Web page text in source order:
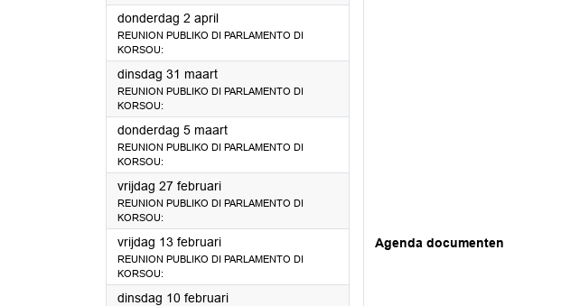
donderdag 2 april2026
REUNION PUBLIKO DI PARLAMENTO DI
KORSOU:
dinsdag 31 maart2026
REUNION PUBLIKO DI PARLAMENTO DI
KORSOU:
donderdag 5 maart2026
REUNION PUBLIKO DI PARLAMENTO DI
KORSOU:
vrijdag 27 februari2026
REUNION PUBLIKO DI PARLAMENTO DI
KORSOU:
vrijdag 13 februari2026
REUNION PUBLIKO DI PARLAMENTO DI
KORSOU:
dinsdag 10 februari2026
Agenda documenten